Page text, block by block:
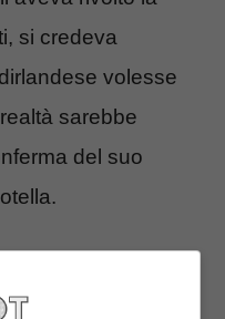
si credeva
volesse
sarebbe
del suo
prima del